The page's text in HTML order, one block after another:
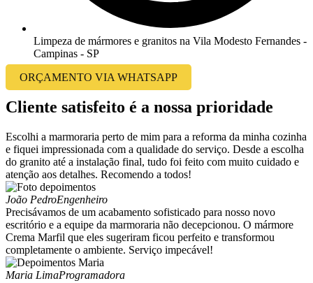
Limpeza de mármores e granitos na Vila Modesto Fernandes -
Campinas - SP
ORÇAMENTO VIA WHATSAPP
Cliente satisfeito é a nossa prioridade
Escolhi a marmoraria perto de mim para a reforma da minha cozinha
e fiquei impressionada com a qualidade do serviço. Desde a escolha
do granito até a instalação final, tudo foi feito com muito cuidado e
atenção aos detalhes. Recomendo a todos!
João PedroEngenheiro
Precisávamos de um acabamento sofisticado para nosso novo
escritório e a equipe da marmoraria não decepcionou. O mármore
Crema Marfil que eles sugeriram ficou perfeito e transformou
completamente o ambiente. Serviço impecável!
Maria LimaProgramadora